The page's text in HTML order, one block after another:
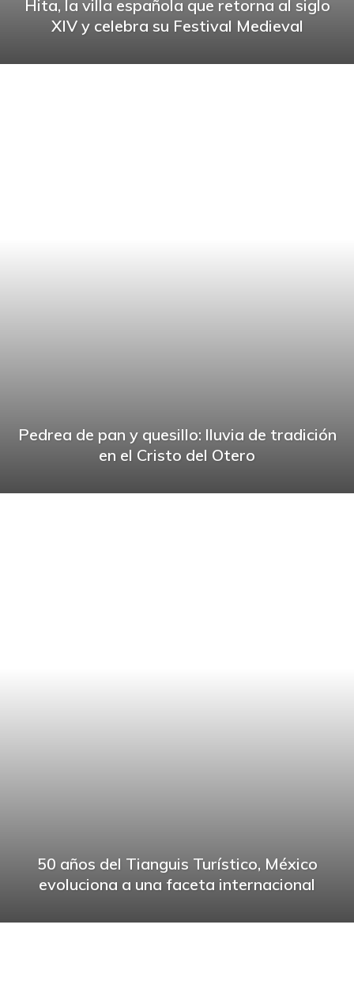
Hita, la villa española que retorna al siglo
XIV y celebra su Festival Medieval
Pedrea de pan y quesillo: lluvia de tradición
en el Cristo del Otero
50 años del Tianguis Turístico, México
evoluciona a una faceta internacional